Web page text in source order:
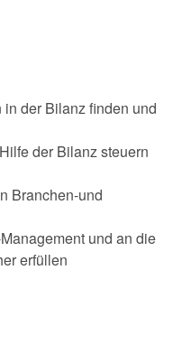
der Bilanz finden und
der Bilanz steuern
Branchen-und
und an die
erfüllen